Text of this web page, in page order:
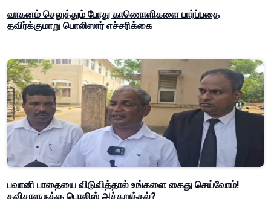
வாகனம் செலுத்தும் போது காணொளிகளை பார்ப்பதை
தவிர்க்குமாறு பொலிஸார் எச்சரிக்கை
பவானி பாதையை விடுவித்தால் உங்களை கைது செய்வோம்!
தவிசாளருக்கு பொலிஸ் அச்சுறுத்தல்?